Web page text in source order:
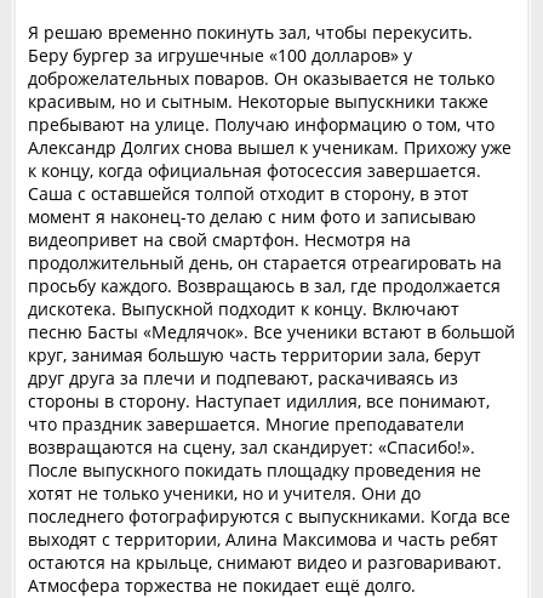
Я решаю временно покинуть зал, чтобы перекусить.
Беру бургер за игрушечные «100 долларов» у
доброжелательных поваров. Он оказывается не только
красивым, но и сытным. Некоторые выпускники также
пребывают на улице. Получаю информацию о том, что
Александр Долгих снова вышел к ученикам. Прихожу уже
к концу, когда официальная фотосессия завершается.
Саша с оставшейся толпой отходит в сторону, в этот
момент я наконец-то делаю с ним фото и записываю
видеопривет на свой смартфон. Несмотря на
продолжительный день, он старается отреагировать на
просьбу каждого. Возвращаюсь в зал, где продолжается
дискотека. Выпускной подходит к концу. Включают
песню Басты «Медлячок». Все ученики встают в большой
круг, занимая большую часть территории зала, берут
друг друга за плечи и подпевают, раскачиваясь из
стороны в сторону. Наступает идиллия, все понимают,
что праздник завершается. Многие преподаватели
возвращаются на сцену, зал скандирует: «Спасибо!».
После выпускного покидать площадку проведения не
хотят не только ученики, но и учителя. Они до
последнего фотографируются с выпускниками. Когда все
выходят с территории, Алина Максимова и часть ребят
остаются на крыльце, снимают видео и разговаривают.
Атмосфера торжества не покидает ещё долго.